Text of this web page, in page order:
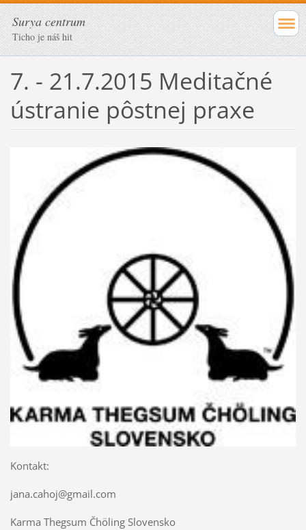
Surya centrum
Ticho je náš hit
7. - 21.7.2015 Meditačné
ústranie pôstnej praxe
Kontakt:
jana.cahoj@gmail.com
Karma Thegsum Čhöling Slovensko